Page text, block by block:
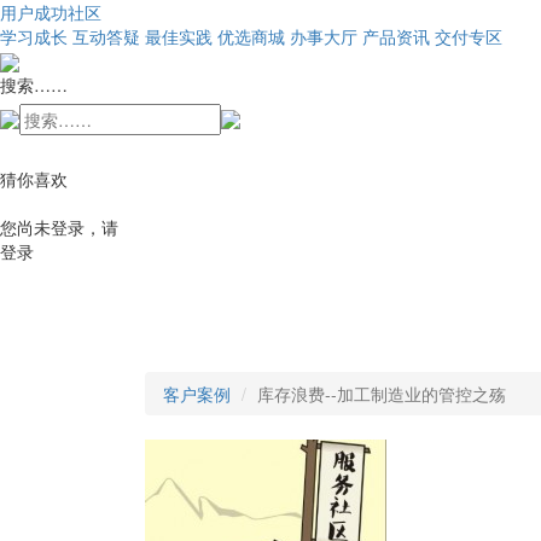
用户成功社区
学习成长 互动答疑 最佳实践 优选商城 办事大厅 产品资讯 交付专区
搜索……
猜你喜欢
您尚未登录，请
登录
客户案例 库存浪费--加工制造业的管控之殇